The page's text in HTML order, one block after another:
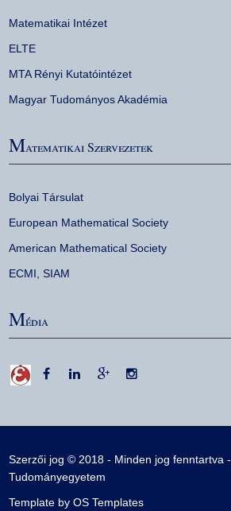
Matematikai Intézet
ELTE
MTA Rényi Kutatóintézet
Magyar Tudományos Akadémia
Matematikai Szervezetek
Bolyai Társulat
European Mathematical Society
American Mathematical Society
ECMI
SIAM
Média
Szerzői jog © 2018 - Minden jog fenntartva -
Tudományegyetem
Template byOS Templates